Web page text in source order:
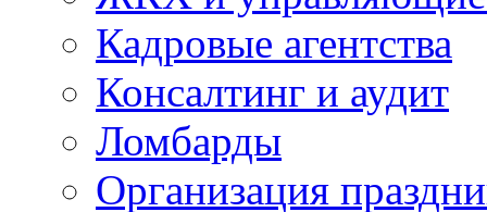
Кадровые агентства
Консалтинг и аудит
Ломбарды
Организация